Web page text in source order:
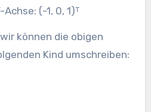
(-1, 0, 1)ᵀ
können die obigen
Kind umschreiben: